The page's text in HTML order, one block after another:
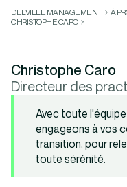
DELVILLE MANAGEMENT À
CHRISTOPHE CARO
Christophe Caro
Directeur des
Avec toute
engageons à vos
transition, pour
toute sérénité.